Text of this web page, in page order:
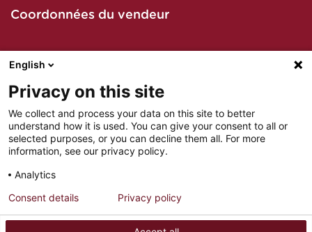
Coordonnées du vendeur
Contacter le vendeur par mail
MENTIONS LÉGALES
PARTENAIRES
English
Privacy on this site
We collect and process your data on this site to better
understand how it is used. You can give your consent to all or
selected purposes, or you can decline them all. For more
information, see our privacy policy.
Analytics
Consent details Privacy policy